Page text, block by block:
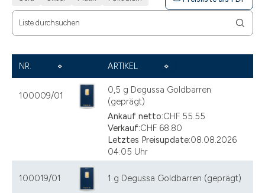
Liste durchsuchen
NR. ARTIKEL
100009/01
0,5 g Degussa Goldbarren
(geprägt)
Ankauf netto:CHF 55.55
Verkauf:CHF 68.80
Letztes Preisupdate:08.08.2026
04:05 Uhr
100019/01
1 g Degussa Goldbarren (geprägt)